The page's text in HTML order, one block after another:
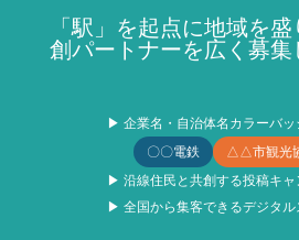
「駅」を起点に地域を
創パートナーを広く募集
▶ 企業名・自治体名カラーバッ
〇〇電鉄
△△市観光
▶ 沿線住民と共創する投稿キャ
▶ 全国から集客できるデジタル